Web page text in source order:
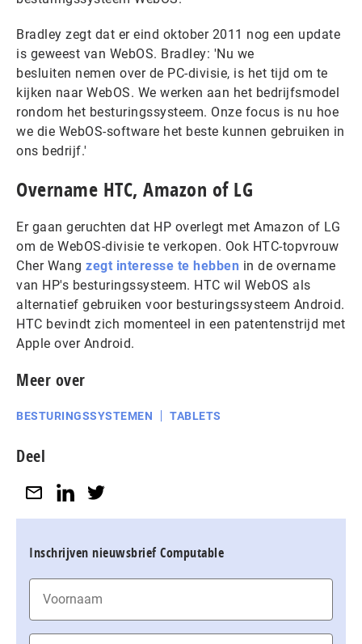
Bradley zegt dat er eind oktober 2011 nog een update
is geweest van WebOS. Bradley: 'Nu we
besluiten nemen over de PC-divisie, is het tijd om te
kijken naar WebOS. We werken aan het bedrijfsmodel
rondom het besturingssysteem. Onze focus is nu hoe
we die WebOS-software het beste kunnen gebruiken in
ons bedrijf.'
Overname HTC, Amazon of LG
Er gaan geruchten dat HP overlegt met Amazon of LG
om de WebOS-divisie te verkopen. Ook HTC-topvrouw
Cher Wang zegt interesse te hebben in de overname
van HP's besturingssysteem. HTC wil WebOS als
alternatief gebruiken voor besturingssysteem Android.
HTC bevindt zich momenteel in een patentenstrijd met
Apple over Android.
Meer over
BESTURINGSSYSTEMEN TABLETS
Deel
Inschrijven nieuwsbrief Computable